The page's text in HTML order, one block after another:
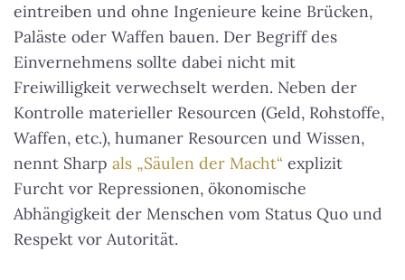
eintreiben und ohne Ingenieure keine Brücken,
Paläste oder Waffen bauen. Der Begriff des
Einvernehmens sollte dabei nicht mit
Freiwilligkeit verwechselt werden. Neben der
Kontrolle materieller Resourcen (Geld, Rohstoffe,
Waffen, etc.), humaner Resourcen und Wissen,
nennt Sharp als „Säulen der Macht“ explizit
Furcht vor Repressionen, ökonomische
Abhängigkeit der Menschen vom Status Quo und
Respekt vor Autorität.